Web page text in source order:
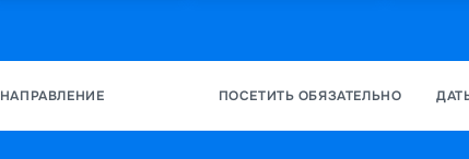
НАПРАВЛЕНИЕ ПОСЕТИТЬ ОБЯЗАТЕЛЬНО